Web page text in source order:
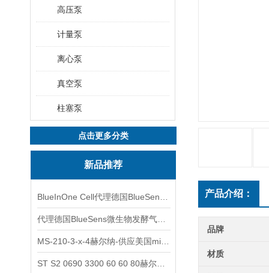
高压泵
计量泵
离心泵
真空泵
柱塞泵
点击更多分类
新品推荐
产品介绍：
品牌
材质